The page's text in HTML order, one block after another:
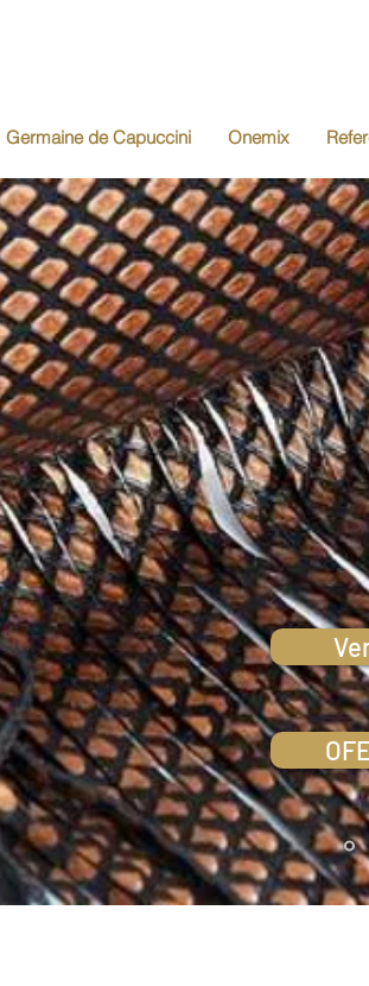
Germaine de Capuccini Onemix
Bolsos